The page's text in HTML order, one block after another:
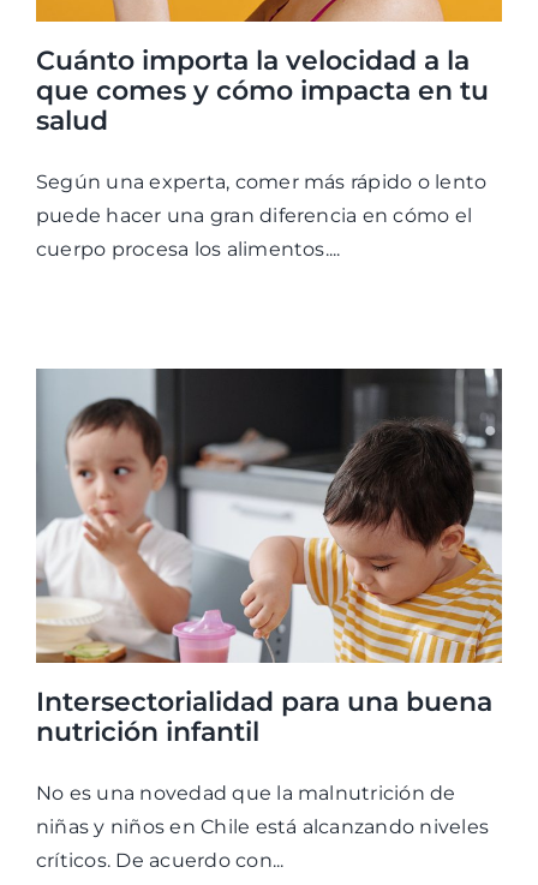
Cuánto importa la velocidad a la
que comes y cómo impacta en tu
salud
Según una experta, comer más rápido o lento
puede hacer una gran diferencia en cómo el
cuerpo procesa los alimentos....
Intersectorialidad para una buena
nutrición infantil
No es una novedad que la malnutrición de
niñas y niños en Chile está alcanzando niveles
críticos. De acuerdo con...